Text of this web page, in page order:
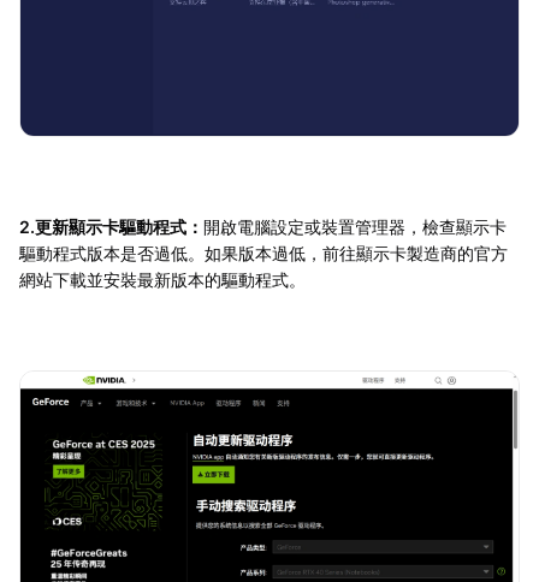
2.更新顯示卡驅動程式： 開啟電腦設定或裝置管理器，檢查顯示卡
驅動程式版本是否過低。如果版本過低，前往顯示卡製造商的官方
網站下載並安裝最新版本的驅動程式。